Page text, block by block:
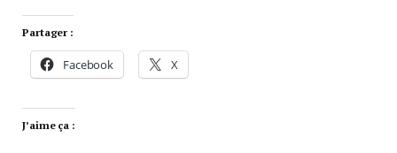
Partager :
Facebook X
J’aime ça :